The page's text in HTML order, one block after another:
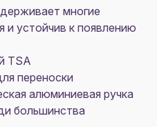
многие
и устойчив к появлению
TSA
переноски
алюминиевая ручка
большинства